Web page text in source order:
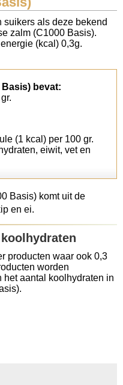
suikers als deze bekend
zalm (C1000 Basis).
(kcal) 0,3g.
bevat:
(1 kcal) per 100 gr.
eiwit, vet en
Basis) komt uit de
en ei.
producten waar ook 0,3
worden
aantal koolhydraten in